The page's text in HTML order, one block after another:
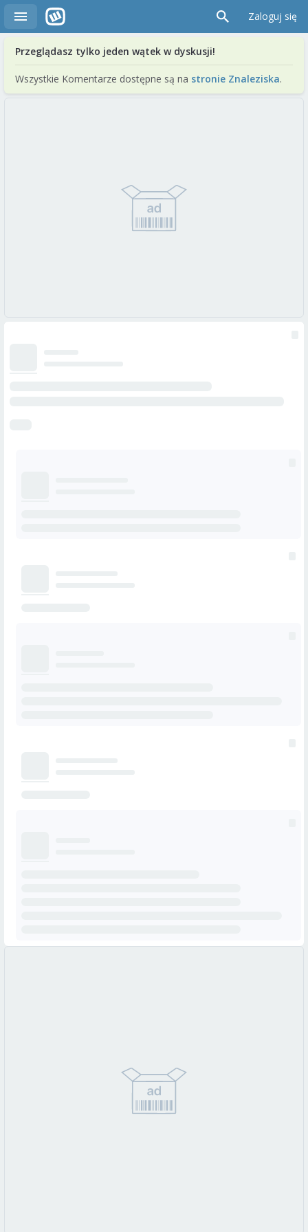
Zaloguj się
Przeglądasz tylko jeden wątek w dyskusji!
Wszystkie Komentarze dostępne są na stronie Znaleziska.